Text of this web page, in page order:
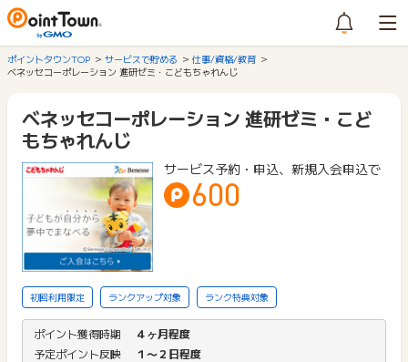
ポイントタウンTOP サービスで貯める
仕事/資格/教育
ベネッセコーポレーション 進研ゼミ・こどもちゃれんじ
ベネッセコーポレーション 進研ゼミ・こど
もちゃれんじ
サービス予約・申込、新規入会申込で
600
初回利用限定 ランクアップ対象 ランク特典対象
ポイント獲得時期
４ヶ月程度
予定ポイント反映
１〜２日程度